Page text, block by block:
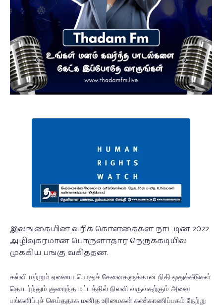
இலங்கையின் வரிக் கொள்கைகள் நாட்டின் 2022
அழிவுகரமான பொருளாதார நெருக்கடியில்
முக்கிய பங்கு வகித்தன.
கல்வி மற்றும் ஏனைய பொதுச் சேவைகளுக்கான நிதி ஒதுக்கீடுகள்
தொடர்ந்தும் குறைந்த மட்டத்தில் நிலவி வருவதற்கும் அவை
பங்களிப்புச் செய்ததாக மனித உரிமைகள் கண்காணிப்பகம் நேற்று